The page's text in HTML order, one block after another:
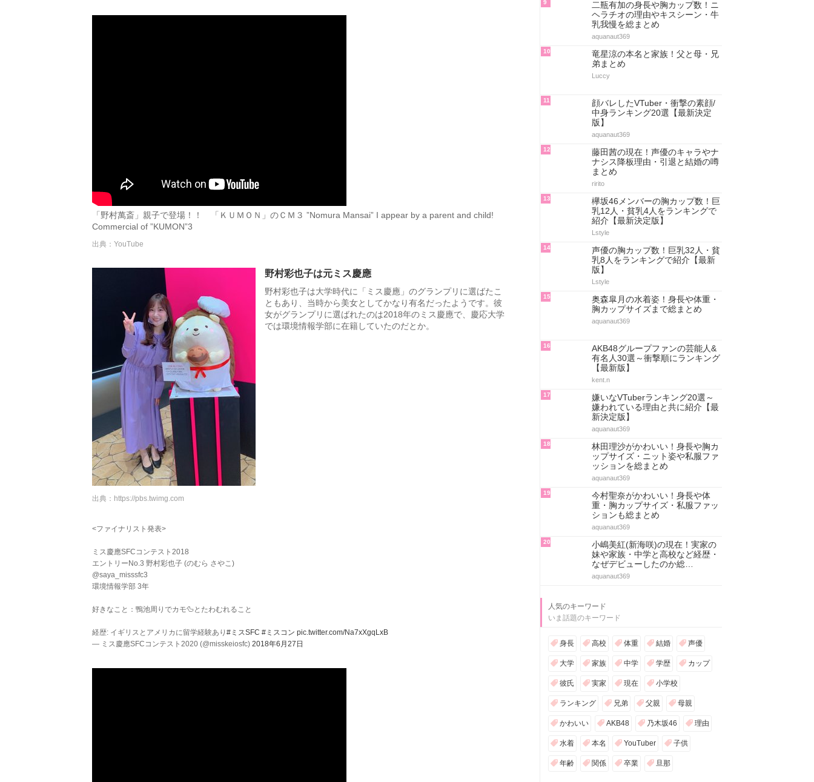
「野村萬斎」親子で登場！！ 「ＫＵＭＯＮ」のＣＭ３ ”Nomura Mansai” I appear by a parent and child!
Commercial of ”KUMON”3
出典：YouTube
野村彩也子は元ミス慶應
野村彩也子は大学時代に「ミス慶應」のグランプリに選ばたこ
ともあり、当時から美女としてかなり有名だったようです。彼
女がグランプリに選ばれたのは2018年のミス慶應で、慶応大学
では環境情報学部に在籍していたのだとか。
出典： https://pbs.twimg.com
<ファイナリスト発表>
ミス慶應SFCコンテスト2018
エントリーNo.3 野村彩也子 (のむら さやこ)
@saya_misssfc3
環境情報学部 3年
好きなこと：鴨池周りでカモ🦆とたわむれること
経歴: イギリスとアメリカに留学経験あり #ミスSFC #ミスコン pic.twitter.com/Na7xXgqLxB
— ミス慶應SFCコンテスト2020 (@misskeiosfc) 2018年6月27日
9
二瓶有加の身長や胸カップ数！ニ
ヘラチオの理由やキスシーン・牛
乳我慢を総まとめ
aquanaut369
10
竜星涼の本名と家族！父と母・兄
弟まとめ
Luccy
11
顔バレしたVTuber・衝撃の素顔/
中身ランキング20選【最新決定
版】
aquanaut369
12
藤田茜の現在！声優のキャラやナ
ナシス降板理由・引退と結婚の噂
まとめ
ririto
13
欅坂46メンバーの胸カップ数！巨
乳12人・貧乳4人をランキングで
紹介【最新決定版】
Lstyle
14
声優の胸カップ数！巨乳32人・貧
乳8人をランキングで紹介【最新
版】
Lstyle
15
奥森皐月の水着姿！身長や体重・
胸カップサイズまで総まとめ
aquanaut369
16
AKB48グループファンの芸能人&
有名人30選～衝撃順にランキング
【最新版】
kent.n
17
嫌いなVTuberランキング20選～
嫌われている理由と共に紹介【最
新決定版】
aquanaut369
18
林田理沙がかわいい！身長や胸カ
ップサイズ・ニット姿や私服ファ
ッションを総まとめ
aquanaut369
19
今村聖奈がかわいい！身長や体
重・胸カップサイズ・私服ファッ
ションも総まとめ
aquanaut369
20
小嶋美紅(新海咲)の現在！実家の
妹や家族・中学と高校など経歴・
なぜデビューしたのか総…
aquanaut369
人気のキーワード
いま話題のキーワード
身長 高校 体重 結婚 声優
大学 家族 中学 学歴 カップ
彼氏 実家 現在 小学校
ランキング 兄弟 父親 母親
かわいい AKB48 乃木坂46 理由
水着 本名 YouTuber 子供
年齢 関係 卒業 旦那